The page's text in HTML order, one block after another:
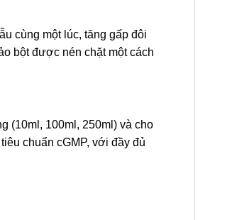
cùng một lúc, tăng gấp đôi
bột được nén chặt một cách
(10ml, 100ml, 250ml) và cho
chuẩn cGMP, với đầy đủ